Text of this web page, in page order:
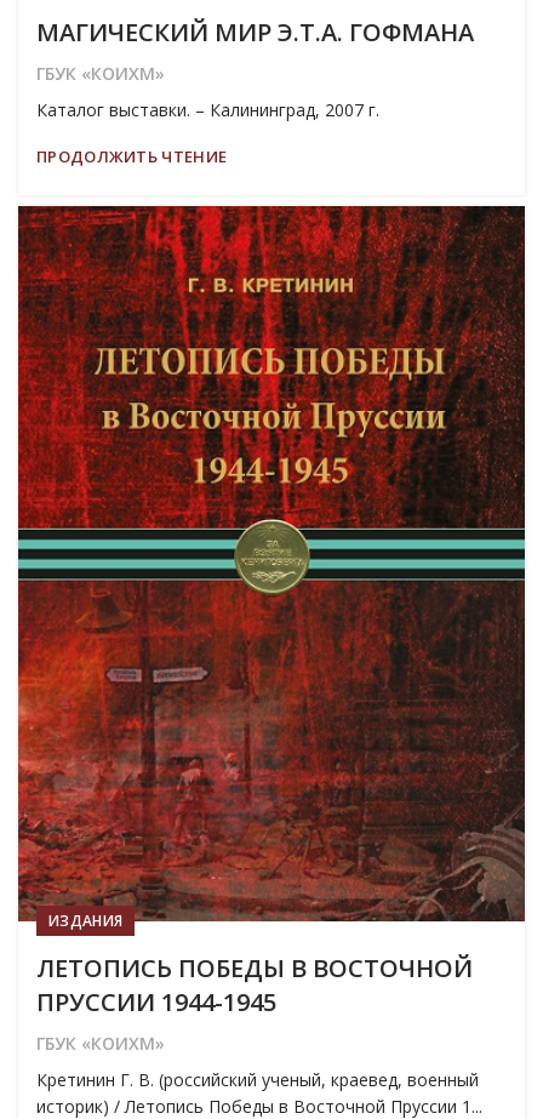
МАГИЧЕСКИЙ МИР Э.Т.А. ГОФМАНА
ГБУК «КОИХМ»
Каталог выставки. – Калининград, 2007 г.
ПРОДОЛЖИТЬ ЧТЕНИЕ
19
МАР
ИЗДАНИЯ
ЛЕТОПИСЬ ПОБЕДЫ В ВОСТОЧНОЙ
ПРУССИИ 1944-1945
ГБУК «КОИХМ»
Кретинин Г. В. (российский ученый, краевед, военный
историк) / Летопись Победы в Восточной Пруссии 1...